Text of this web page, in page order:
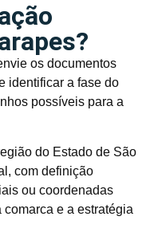
os documentos
identificar a fase do
possíveis para a
do Estado de São
com definição
ou coordenadas
e a estratégia